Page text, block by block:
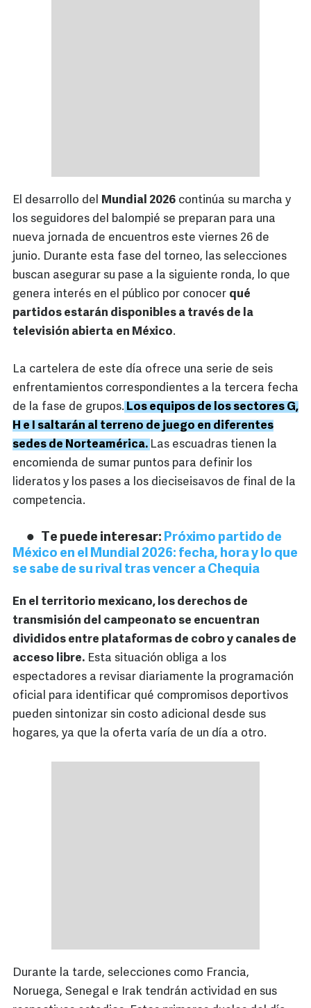
El desarrollo del Mundial 2026 continúa su marcha y
los seguidores del balompié se preparan para una
nueva jornada de encuentros este viernes 26 de
junio. Durante esta fase del torneo, las selecciones
buscan asegurar su pase a la siguiente ronda, lo que
genera interés en el público por conocer qué
partidos estarán disponibles a través de la
televisión abierta en México.
La cartelera de este día ofrece una serie de seis
enfrentamientos correspondientes a la tercera fecha
de la fase de grupos. Los equipos de los sectores G,
H e I saltarán al terreno de juego en diferentes
sedes de Norteamérica. Las escuadras tienen la
encomienda de sumar puntos para definir los
lideratos y los pases a los dieciseisavos de final de la
competencia.
Te puede interesar: Próximo partido de
México en el Mundial 2026: fecha, hora y lo que
se sabe de su rival tras vencer a Chequia
En el territorio mexicano, los derechos de
transmisión del campeonato se encuentran
divididos entre plataformas de cobro y canales de
acceso libre. Esta situación obliga a los
espectadores a revisar diariamente la programación
oficial para identificar qué compromisos deportivos
pueden sintonizar sin costo adicional desde sus
hogares, ya que la oferta varía de un día a otro.
Durante la tarde, selecciones como Francia,
Noruega, Senegal e Irak tendrán actividad en sus